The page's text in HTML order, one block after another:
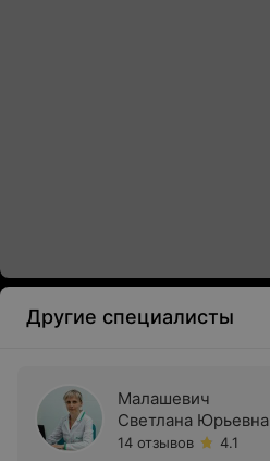
Другие специалисты
Малашевич
Светлана Юрьевна
14 отзывов
4.1